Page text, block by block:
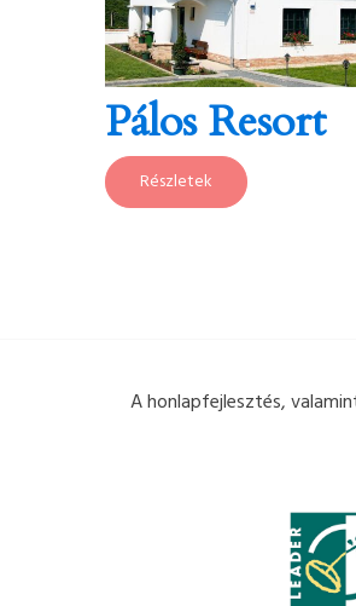
Pálos Resort
Részletek
A honlapfejlesztés,